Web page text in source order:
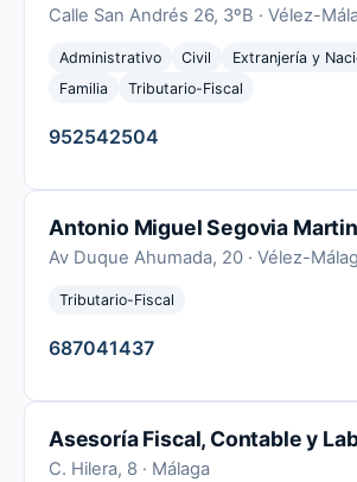
Calle San Andrés 26, 3ºB · Vélez-
Administrativo Civil
Extranjería y
Familia
Tributario-Fiscal
952542504
Antonio Miguel Segovia Martin
Av Duque Ahumada, 20 · Vélez-
Tributario-Fiscal
687041437
Asesoría Fiscal, Contable y
C. Hilera, 8 · Málaga